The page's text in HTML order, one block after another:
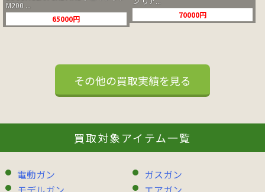
M200 ...
65000円
70000円
その他の買取実績を見る
買取対象アイテム一覧
電動ガン
ガスガン